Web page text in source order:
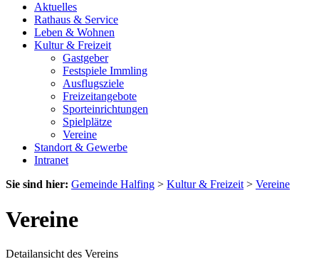
Aktuelles
Rathaus & Service
Leben & Wohnen
Kultur & Freizeit
Gastgeber
Festspiele Immling
Ausflugsziele
Freizeitangebote
Sporteinrichtungen
Spielplätze
Vereine
Standort & Gewerbe
Intranet
Sie sind hier: Gemeinde Halfing > Kultur & Freizeit > Vereine
Vereine
Detailansicht des Vereins